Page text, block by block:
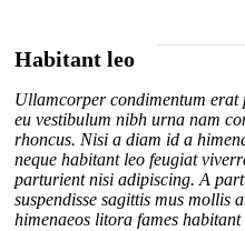
Habitant leo
Ullamcorper condimentum
eu vestibulum nibh urna nam
rhoncus. Nisi a diam id a
neque habitant leo feugiat
parturient nisi adipiscing. A
suspendisse sagittis mus mollis
himenaeos litora fames